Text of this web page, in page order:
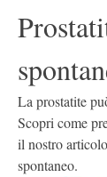
La prostatite
Scopri come
il nostro
spontaneo.